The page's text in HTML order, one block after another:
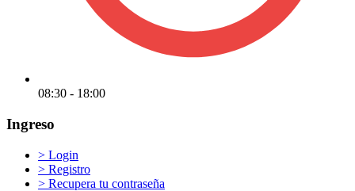
08:30 - 18:00
Ingreso
> Login
> Registro
> Recupera tu contraseña